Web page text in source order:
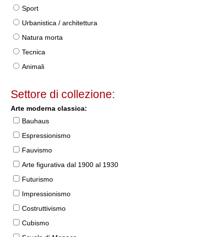
Sport
Urbanistica / architettura
Natura morta
Tecnica
Animali
Settore di collezione:
Arte moderna classica:
Bauhaus
Espressionismo
Fauvismo
Arte figurativa dal 1900 al 1930
Futurismo
Impressionismo
Costruttivismo
Cubismo